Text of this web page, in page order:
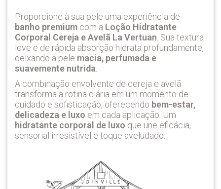
Proporcione à sua pele uma experiência de
banho premium com a Loção Hidratante
Corporal Cereja e Avelã La Vertuan . Sua textura
leve e de rápida absorção hidrata profundamente,
deixando a pele macia, perfumada e
suavemente nutrida
A combinação envolvente de cereja e avelã
transforma a rotina diária em um momento de
cuidado e sofisticação, oferecendo bem-estar,
delicadeza e luxo em cada aplicação. Um
hidratante corporal de luxo que une eficácia,
sensorial irresistível e toque aveludado.